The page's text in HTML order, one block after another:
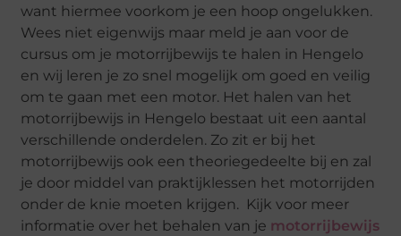
want hiermee voorkom je een hoop ongelukken.
Wees niet eigenwijs maar meld je aan voor de
cursus om je motorrijbewijs te halen in Hengelo
en wij leren je zo snel mogelijk om goed en veilig
om te gaan met een motor. Het halen van het
motorrijbewijs in Hengelo bestaat uit een aantal
verschillende onderdelen. Zo zit er bij het
motorrijbewijs ook een theoriegedeelte bij en zal
je door middel van praktijklessen het motorrijden
onder de knie moeten krijgen. Kijk voor meer
informatie over het behalen van je motorrijbewijs